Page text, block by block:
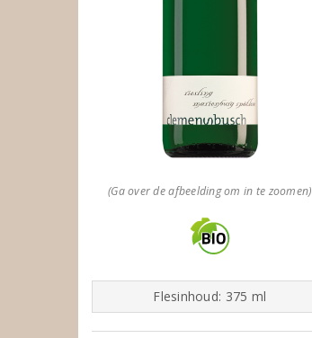
(Ga over de afbeelding om in te zoomen)
Flesinhoud: 375 ml